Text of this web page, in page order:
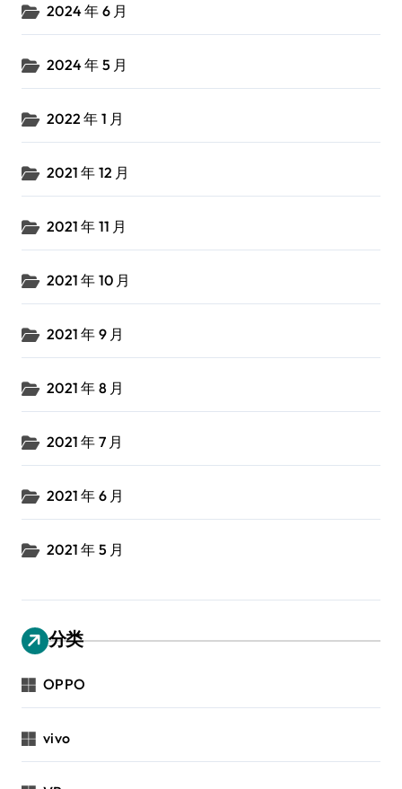
2024 年 6 月
2024 年 5 月
2022 年 1 月
2021 年 12 月
2021 年 11 月
2021 年 10 月
2021 年 9 月
2021 年 8 月
2021 年 7 月
2021 年 6 月
2021 年 5 月
分类
OPPO
vivo